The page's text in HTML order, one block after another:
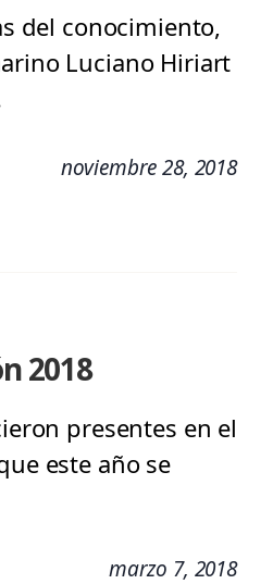
del conocimiento,
Luciano Hiriart
noviembre 28, 2018
2018
presentes en el
este año se
marzo 7, 2018